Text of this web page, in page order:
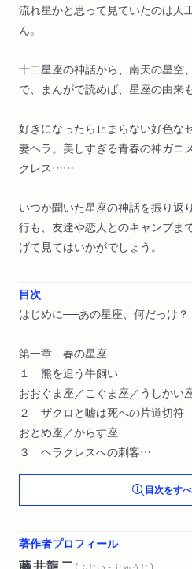
流れ星かと思って見ていたのは人
ん。
十二星座の神話から、南天の星空
で、まんがで読めば、星座の由来
好きになったら止まらない好色な
妻ヘラ。美しすぎる青春の神ガニ
クレス……
いつか聞いた星座の神話を振り返
行も、友達や恋人とのキャンプま
げて見てはいかがでしょう。
目次
はじめに──あの星座、何だっけ？
第一章 春の星座
１ 熊を追う牛飼い
おおぐま座／こぐま座／うしかい
２ ザクロと嘘は死への片道切符
おとめ座／からす座
３ ヘラクレスへの刺客
しし座／うみへび座／かに座
第二章 夏の星座
天の川／さそり座
目次をす
著作者プロフィール
藤井龍二